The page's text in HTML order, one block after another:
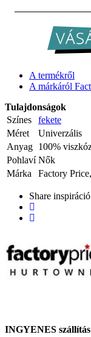
A termékről
A márkáról
Tulajdonságok
Színes
fekete
Méret
Univerzális
Anyag 100%
Pohlaví Nők
Márka
Factory
Share
INGYENES szállítás